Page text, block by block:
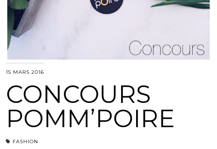
15 MARS 2016
CONCOURS
POMM’POIRE
FASHION